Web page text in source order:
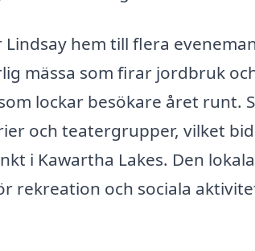
hem till flera
mässa som firar jordbruk
lockar besökare året runt.
och teatergrupper, vilket
i Kawartha Lakes. Den
rekreation och sociala